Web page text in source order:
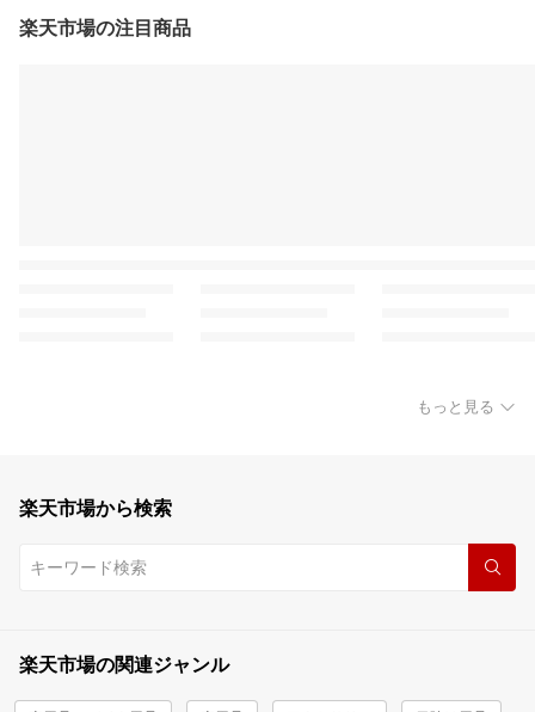
楽天市場の注目商品
もっと見る
楽天市場から検索
楽天市場の関連ジャンル